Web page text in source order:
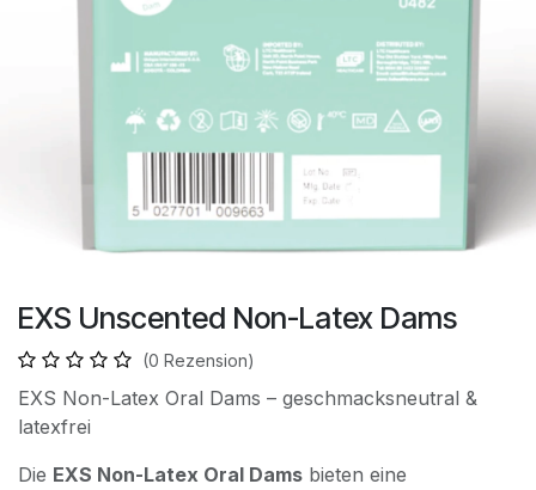
EXS Unscented Non-Latex Dams
(0 Rezension)
EXS Non-Latex Oral Dams – geschmacksneutral &
latexfrei
Die EXS Non-Latex Oral Dams bieten eine